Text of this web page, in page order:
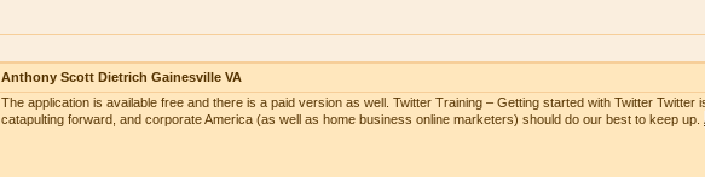
Anthony Scott Dietrich Gainesville VA
The application is available free and there is a paid version as well. Twitter Training – Getting started with Twitter
catapulting forward, and corporate America (as well as home business online marketers) should do our best to keep up.